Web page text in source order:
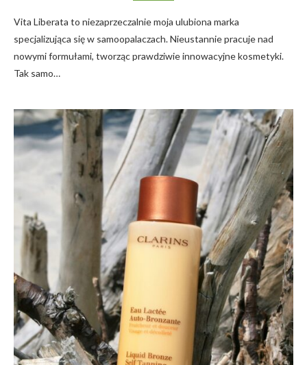
Vita Liberata to niezaprzeczalnie moja ulubiona marka
specjalizująca się w samoopalaczach. Nieustannie pracuje nad
nowymi formułami, tworząc prawdziwie innowacyjne kosmetyki.
Tak samo…